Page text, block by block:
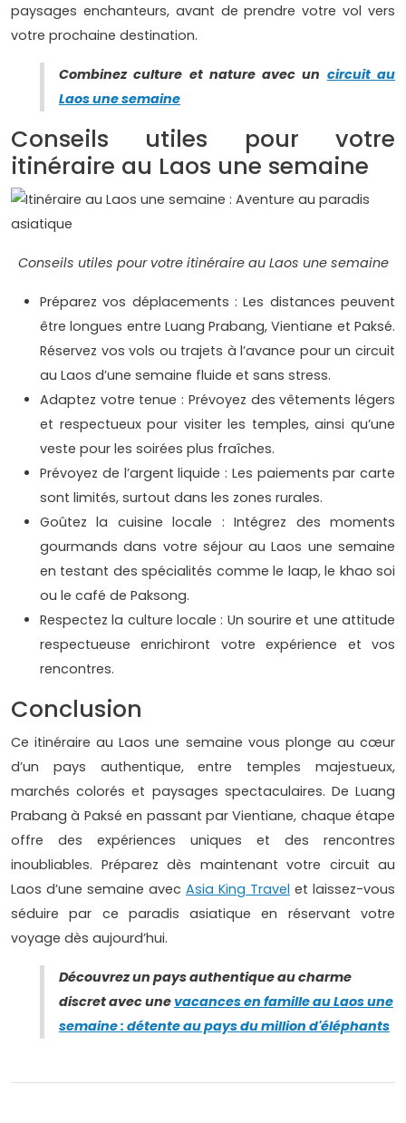
paysages enchanteurs, avant de prendre votre vol vers
votre prochaine destination.
Combinez culture et nature avec un circuit au
Laos une semaine
Conseils utiles pour votre
itinéraire au Laos une semaine
Conseils utiles pour votre itinéraire au Laos une semaine
Préparez vos déplacements : Les distances peuvent
être longues entre Luang Prabang, Vientiane et Paksé.
Réservez vos vols ou trajets à l’avance pour un circuit
au Laos d’une semaine fluide et sans stress.
Adaptez votre tenue : Prévoyez des vêtements légers
et respectueux pour visiter les temples, ainsi qu’une
veste pour les soirées plus fraîches.
Prévoyez de l’argent liquide : Les paiements par carte
sont limités, surtout dans les zones rurales.
Goûtez la cuisine locale : Intégrez des moments
gourmands dans votre séjour au Laos une semaine
en testant des spécialités comme le laap, le khao soi
ou le café de Paksong.
Respectez la culture locale : Un sourire et une attitude
respectueuse enrichiront votre expérience et vos
rencontres.
Conclusion
Ce itinéraire au Laos une semaine vous plonge au cœur
d’un pays authentique, entre temples majestueux,
marchés colorés et paysages spectaculaires. De Luang
Prabang à Paksé en passant par Vientiane, chaque étape
offre des expériences uniques et des rencontres
inoubliables. Préparez dès maintenant votre circuit au
Laos d’une semaine avec Asia King Travel et laissez-vous
séduire par ce paradis asiatique en réservant votre
voyage dès aujourd’hui.
Découvrez un pays authentique au charme
discret avec unevacances en famille au Laos une
semaine : détente au pays du million d'éléphants